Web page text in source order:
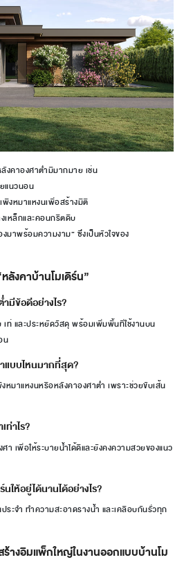
งคาองศาต่ำมีมากมาย เช่น
แนวนอน
พิงหมาแหงนเพื่อสร้างมิติ
เหล็กและคอนกรีตดิบ
าพร้อมความงาม” ซึ่งเป็นหัวใจของ
งคาบ้านโมเดิร์น”
มีข้อดีอย่างไร?
ท่ และประหยัดวัสดุ พร้อมเพิ่มพื้นที่ใช้งานบน
น
แบบไหนมากที่สุด?
หมาแหงนหรือหลังคาองศาต่ำ เพราะช่วยขับเส้น
ท่าไร?
า เพื่อให้ระบายน้ำได้ดีและยังคงความสวยของแนว
ให้อยู่ได้นานได้อย่างไร?
ระจำ ทำความสะอาดรางน้ำ และเคลือบกันรั่วทุก
างอิมแพ็กใหญ่ในงานออกแบบบ้านโม